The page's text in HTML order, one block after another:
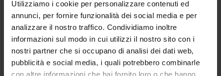
Utilizziamo i cookie per personalizzare contenuti ed
annunci, per fornire funzionalità dei social media e per
analizzare il nostro traffico. Condividiamo inoltre
informazioni sul modo in cui utilizzi il nostro sito con i
nostri partner che si occupano di analisi dei dati web,
pubblicità e social media, i quali potrebbero combinarle
con altre informazioni che hai fornito loro o che hanno
Balcone Doccia